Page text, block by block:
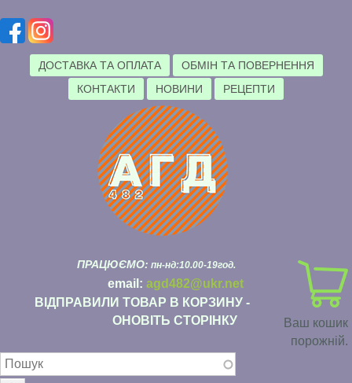
ДОСТАВКА ТА ОПЛАТА
ОБМІН ТА ПОВЕРНЕННЯ
КОНТАКТИ
НОВИНИ РЕЦЕПТИ
Ваш кошик
порожній.
ПРАЦЮЄМО: пн-нд:10.00-19год.
email: agd482@ukr.net
ВІДПРАВИЛИ ТОВАР В КОРЗИНУ -
ОНОВІТЬ СТОРІНКУ
Пошукова форма